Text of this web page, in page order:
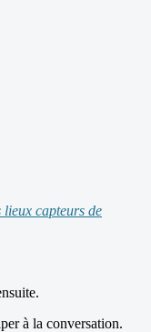
lieux capteurs de
à la conversation.